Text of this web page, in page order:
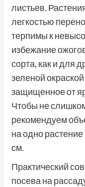
листьев.
легкостью
терпимы к
избежание
сорта, как и для
зеленой
защищенное от
Чтобы не
рекомендуем
на одно растение
см.
Практический
посева на